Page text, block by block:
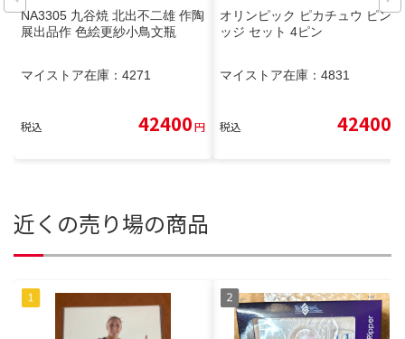
NA3305 九谷焼 北出不二雄 作陶
展出品作 色絵更紗小鳥文瓶
マイストア在庫： 4271
税込 42400円
オリンピック ピカチュウ ピンバ
ッジ セット 4ピン
マイストア在庫： 4831
税込 42400
近くの売り場の商品